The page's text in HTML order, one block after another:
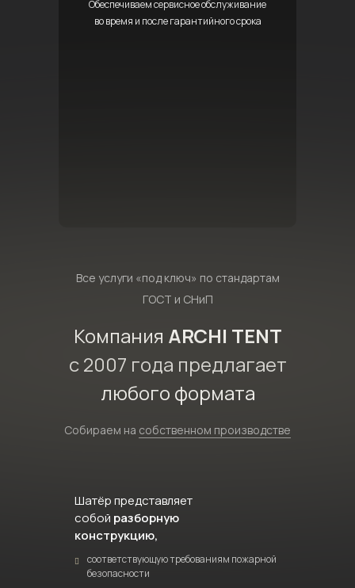
Обеспечиваем сервисное обслуживание
во время и после гарантийного срока
Все услуги «под ключ» по стандартам
ГОСТ и СНиП
Компания ARCHI TENT
с 2007 года предлагает
любого формата
Собираем на собственном производстве
Шатёр представляет
собой разборную
конструкцию,
соответствующую требованиям пожарной
безопасности